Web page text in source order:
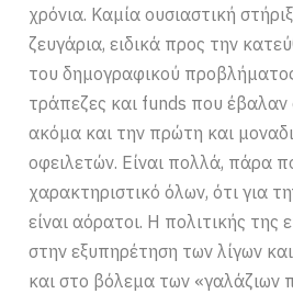
χρόνια. Καμία ουσιαστική
ζευγάρια, ειδικά προς την
του δημογραφικού
τράπεζες και funds που
ακόμα και την πρώτη και
οφειλετών. Είναι πολλά, πάρα
χαρακτηριστικό όλων, ότι για
είναι αόρατοι. Η πολιτικής της
στην εξυπηρέτηση των λίγων
και στο βόλεμα των «γαλάζιων